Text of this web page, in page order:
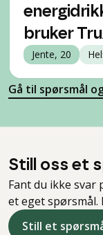
bruker
Jente, 20
Gå til spørsmål
Still oss et
Fant du ikke svar
et eget spørsmål.
Still et